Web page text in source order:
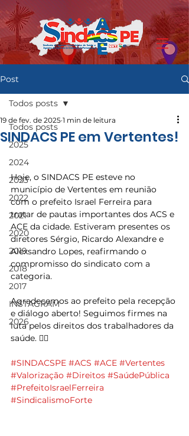
Post
Todos posts
2025
2024
2023
2022
2021
2020
2019
2018
2017
INSTAGRAM
2026
Todos posts
SINDACS PE em Vertentes!
19 de fev. de 2025 1 min de leitura
Hoje, o SINDACS PE esteve no
município de Vertentes em reunião
com o prefeito Israel Ferreira para
tratar de pautas importantes dos ACS e
ACE da cidade. Estiveram presentes os
diretores Sérgio, Ricardo Alexandre e
Alexsandro Lopes, reafirmando o
compromisso do sindicato com a
categoria.
Agradecemos ao prefeito pela recepção
e diálogo aberto! Seguimos firmes na
luta pelos direitos dos trabalhadores da
saúde. ✊🏼
#SINDACSPE #ACS #ACE #Vertentes
#Valorização #Direitos #SaúdePública
#PrefeitoIsraelFerreira
#SindicalismoForte